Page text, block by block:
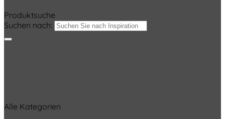
Produktsuche
Suchen nach:
Alle Kategorien